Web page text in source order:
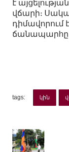
է
վճարի։
դիմավորում
ճանապարհը
tags: կին